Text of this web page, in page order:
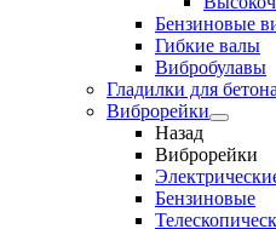
Бензиновые
Гибкие валы
Вибробулавы
Гладилки для бетона
Виброрейки
Назад
Виброрейки
Бензиновые